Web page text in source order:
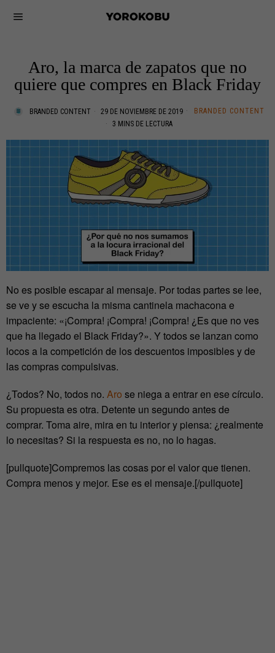
Aro, la marca de zapatos que no
quiere que compres en Black Friday
BRANDED CONTENT 29 DE NOVIEMBRE DE 2019
BRANDED CONTENT
3 MINS DE LECTURA
No es posible escapar al mensaje. Por todas partes se lee,
se ve y se escucha la misma cantinela machacona e
impaciente: «¡Compra! ¡Compra! ¡Compra! ¿Es que no ves
que ha llegado el Black Friday?». Y todos se lanzan como
locos a la competición de los descuentos imposibles y de
las compras compulsivas.
¿Todos? No, todos no. Aro se niega a entrar en ese círculo.
Su propuesta es otra. Detente un segundo antes de
comprar. Toma aire, mira en tu interior y piensa: ¿realmente
lo necesitas? Si la respuesta es no, no lo hagas.
[pullquote]Compremos las cosas por el valor que tienen.
Compra menos y mejor. Ese es el mensaje.[/pullquote]